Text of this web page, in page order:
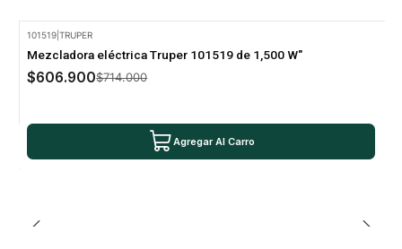
101519 |TRUPER
Mezcladora eléctrica Truper 101519 de 1,500 W"
$606.900$714.000
Agregar Al Carro